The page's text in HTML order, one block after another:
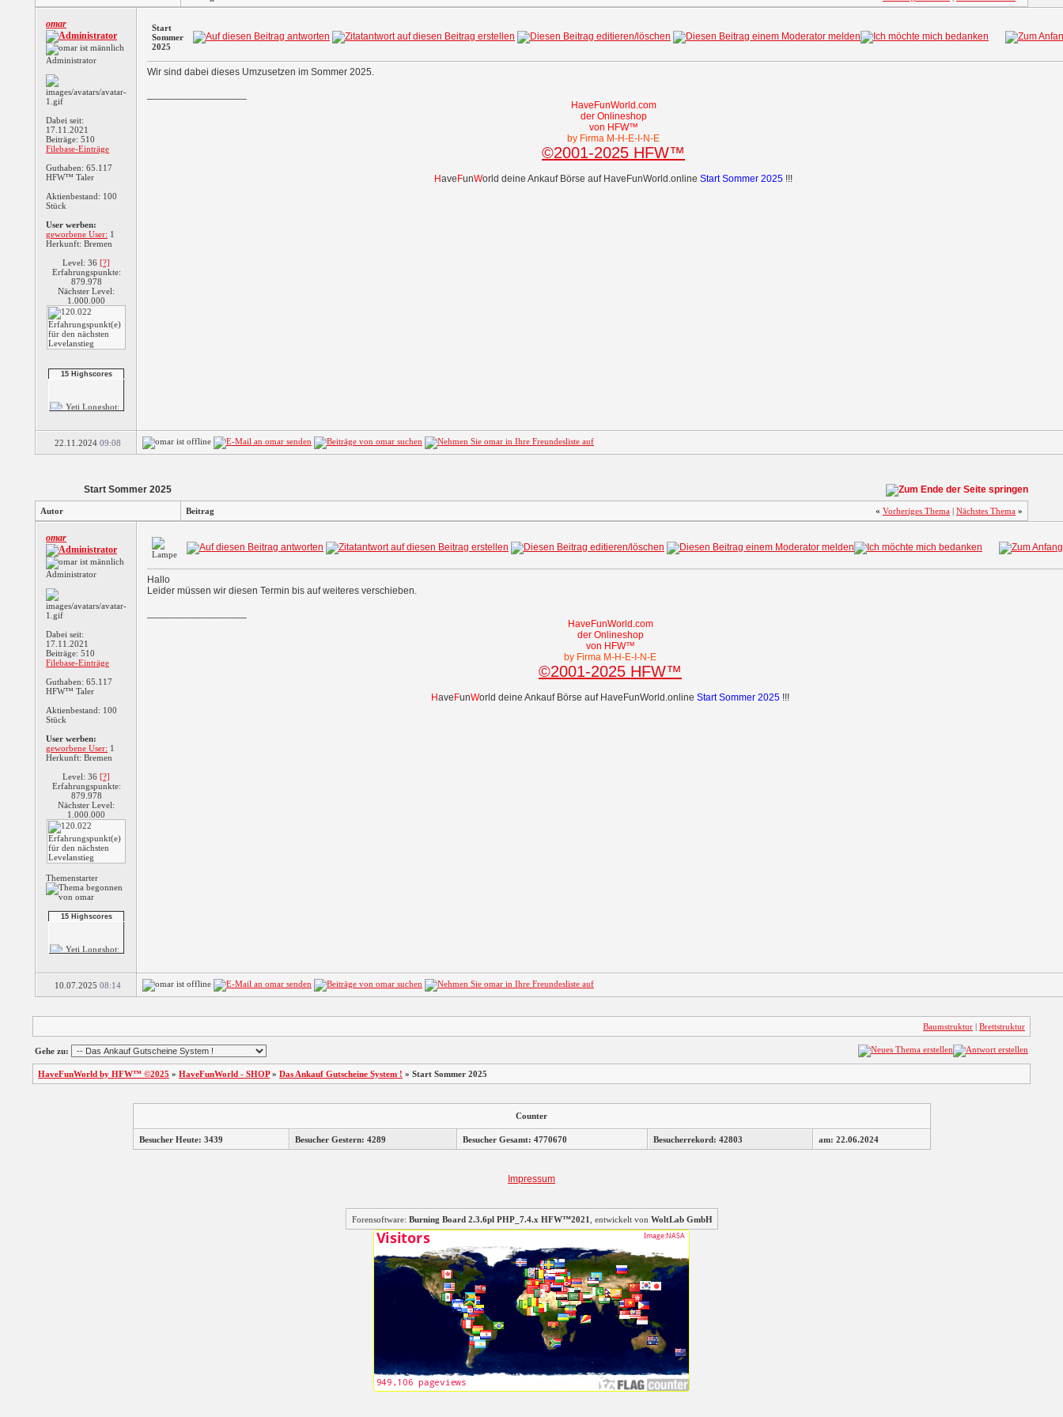
omar
Administrator
Dabei seit:
17.11.2021
Beiträge: 510
Filebase-Einträge
Guthaben: 65.117
HFW™ Taler
Aktienbestand: 100
Stück
User werben:
geworbene User: 1
Herkunft: Bremen
Level: 36 [?]
Erfahrungspunkte:
879.978
Nächster Level:
1.000.000
15 Highscores
Shuffle The Penguin
Yeti Longshot:
Ridic...
Yeti Long Shot:
Rand...
Trouble On Ice
3 Reel Jackpot
Slots
5 Reel Cherokee
5 Reel Fruit Slots
Slingo Delux
Gold Miner Special
E...
Start
Sommer
2025
Wir sind dabei dieses Umzusetzen im Sommer 2025.
HaveFunWorld.com
der Onlineshop
von HFW™
by Firma M-H-E-I-N-E
©2001-2025 HFW™
Have FunWorld deine Ankauf Börse auf HaveFunWorld.online Start Sommer 2025 !!!
22.11.2024 09:08
Start Sommer 2025
Autor Beitrag « Vorheriges Thema | Nächstes Thema »
omar
Administrator
Dabei seit:
17.11.2021
Beiträge: 510
Filebase-Einträge
Guthaben: 65.117
HFW™ Taler
Aktienbestand: 100
Stück
User werben:
geworbene User: 1
Herkunft: Bremen
Level: 36 [?]
Erfahrungspunkte:
879.978
Nächster Level:
1.000.000
Themenstarter
15 Highscores
Shuffle The Penguin
Yeti Longshot:
Ridic...
Yeti Long Shot:
Rand...
Hallo
Leider müssen wir diesen Termin bis auf weiteres verschieben.
HaveFunWorld.com
der Onlineshop
von HFW™
by Firma M-H-E-I-N-E
©2001-2025 HFW™
Have FunWorld deine Ankauf Börse auf HaveFunWorld.online Start Sommer 2025 !!!
10.07.2025 08:14
Baumstruktur | Brettstruktur
Gehe zu:
HaveFunWorld by HFW™ ©2025 » HaveFunWorld - SHOP» Das Ankauf Gutscheine System ! » Start Sommer 2025
Counter
Besucher Heute: 3439 Besucher Gestern: 4289 Besucher Gesamt: 4770670 Besucherrekord: 42803 am: 22.06.2024
Impressum
Forensoftware: Burning Board 2.3.6pl PHP_7.4.x HFW™2021 , entwickelt von WoltLab GmbH